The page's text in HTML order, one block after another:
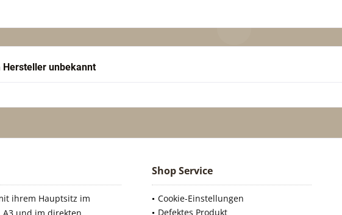
Hersteller unbekannt
ihrem Hauptsitz im
Shop Service
Cookie-Einstellungen
Defektes Produkt